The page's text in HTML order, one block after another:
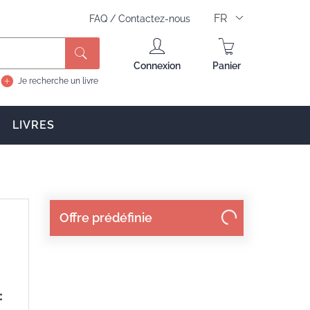
FAQ / Contactez-nous FR
Je recherche un livre
Connexion Panier
LIVRES
Offre prédéfinie